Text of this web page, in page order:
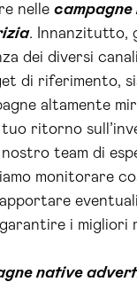
nelle campagne
. Innanzitutto,
dei diversi
di riferimento,
altamente
tuo ritorno
nostro team di
monitorare
i migliori
native